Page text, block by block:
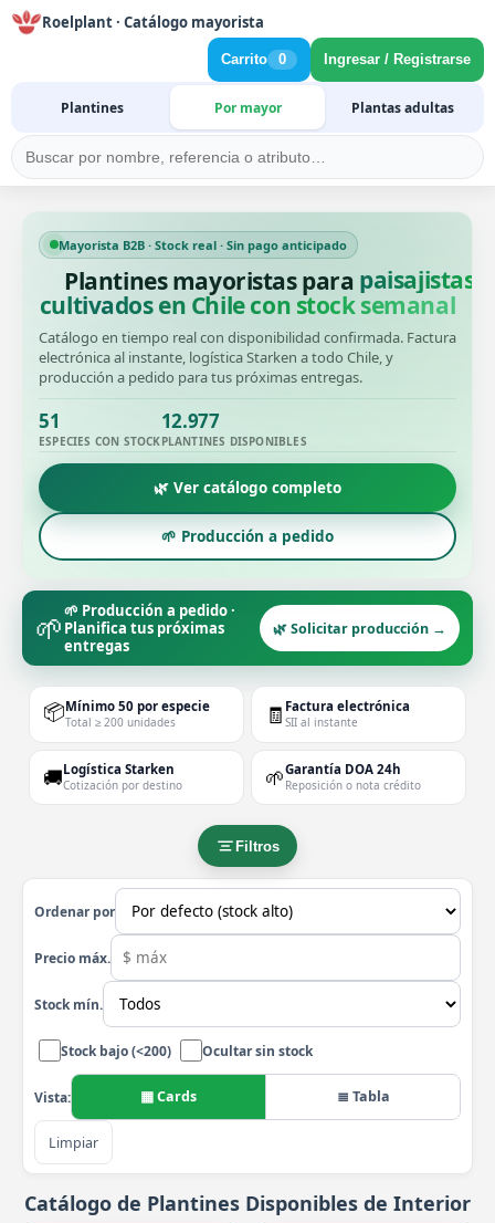
Roelplant · Catálogo mayorista
Plantines Por mayor Plantas adultas
Carrito 0 Ingresar / Registrarse
Mayorista B2B · Stock real · Sin pago anticipado
Plantines mayoristas para
cultivados en Chile con stock semanal
Catálogo en tiempo real con disponibilidad confirmada. Factura
electrónica al instante, logística Starken a todo Chile, y
producción a pedido para tus próximas entregas.
51
ESPECIES CON STOCK
12.977
PLANTINES DISPONIBLES
🌿 Ver catálogo completo
🌱 Producción a pedido
🌱🌱 Producción a pedido ·
Planifica tus próximas
entregas
🌿 Solicitar producción →
📦Mínimo 50 por especie
Total ≥ 200 unidades 🧾 Factura electrónica
SII al instante
🚚Logística Starken
Cotización por destino 🌱Garantía DOA 24h
Reposición o nota crédito
Filtros
Ordenar por
Precio máx.
Stock mín.
Stock bajo (<200) Ocultar sin stock
Vista: ▦ Cards ≣ Tabla
Limpiar
Catálogo de Plantines Disponibles de Interior